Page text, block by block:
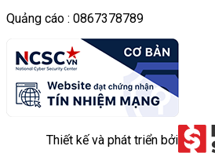
Quảng cáo : 0867378789
Thiết kế và phát triển bởi